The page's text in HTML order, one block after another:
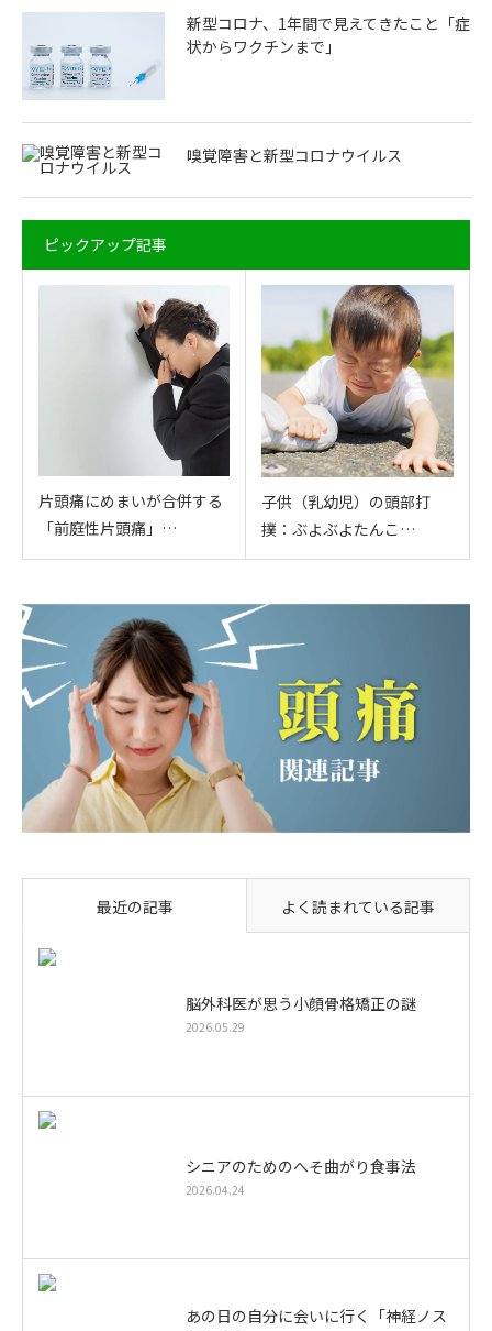
新型コロナ、1年間で見えてきたこと「症
状からワクチンまで」
嗅覚障害と新型コロナウイルス
ピックアップ記事
片頭痛にめまいが合併する
「前庭性片頭痛」…
子供（乳幼児）の頭部打
撲：ぶよぶよたんこ…
最近の記事 よく読まれている記事
脳外科医が思う小顔骨格矯正の謎
2026.05.29
シニアのためのへそ曲がり食事法
2026.04.24
あの日の自分に会いに行く「神経ノス